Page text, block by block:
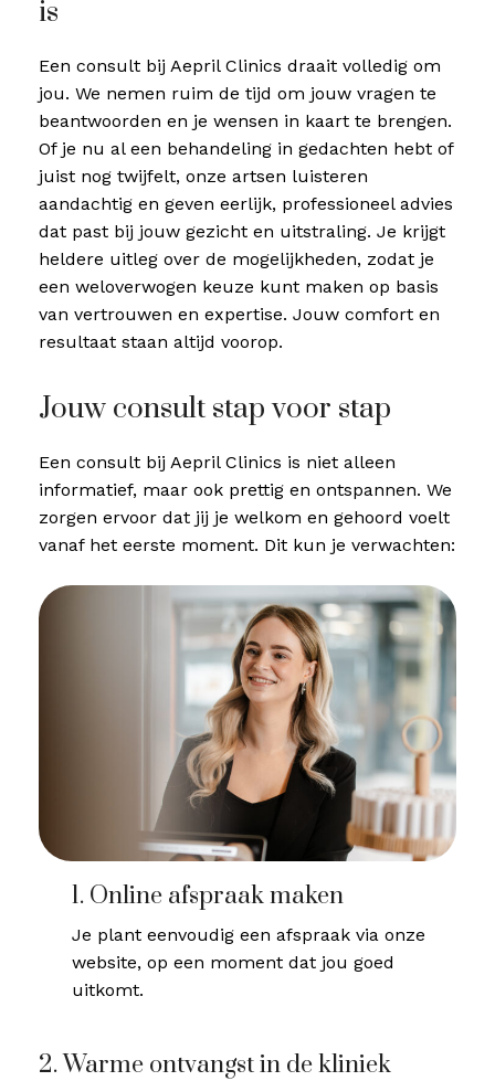
is
Een consult bij Aepril Clinics draait volledig om
jou. We nemen ruim de tijd om jouw vragen te
beantwoorden en je wensen in kaart te brengen.
Of je nu al een behandeling in gedachten hebt of
juist nog twijfelt, onze artsen luisteren
aandachtig en geven eerlijk, professioneel advies
dat past bij jouw gezicht en uitstraling. Je krijgt
heldere uitleg over de mogelijkheden, zodat je
een weloverwogen keuze kunt maken op basis
van vertrouwen en expertise. Jouw comfort en
resultaat staan altijd voorop.
Jouw consult stap voor stap
Een consult bij Aepril Clinics is niet alleen
informatief, maar ook prettig en ontspannen. We
zorgen ervoor dat jij je welkom en gehoord voelt
vanaf het eerste moment. Dit kun je verwachten:
1. Online afspraak maken
Je plant eenvoudig een afspraak via onze
website, op een moment dat jou goed
uitkomt.
2. Warme ontvangst in de kliniek